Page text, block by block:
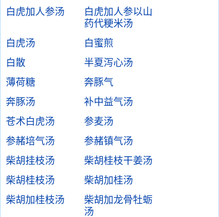
白虎加人参汤
白虎加人参以山
药代粳米汤
白虎汤
白蜜煎
白散
半夏泻心汤
薄荷糖
奔豚气
奔豚汤
补中益气汤
苍术白虎汤
参麦汤
参赭培气汤
参赭镇气汤
柴胡挂枝汤
柴胡桂枝干姜汤
柴胡桂枝汤
柴胡加桂汤
柴胡加桂枝汤
柴胡加龙骨牡蛎
汤